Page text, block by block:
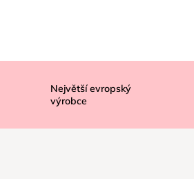
Největší evropský
výrobce